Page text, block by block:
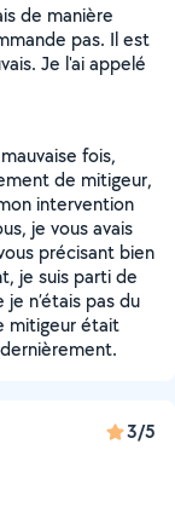
de manière
pas. Il est
Je l'ai appelé
fois,
de mitigeur,
intervention
je vous avais
précisant bien
je suis parti de
n’étais pas du
mitigeur était
3/5